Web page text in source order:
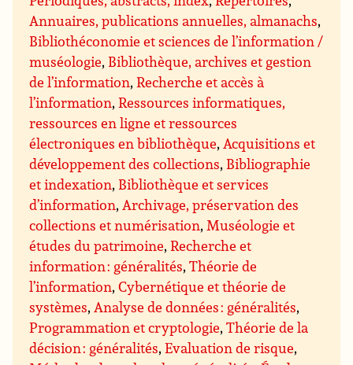
Annuaires, publications annuelles, almanachs,
Bibliothéconomie et sciences de l’information /
muséologie, Bibliothèque, archives et gestion
de l’information,Recherche et accès à
l’information,Ressources informatiques,
ressources en ligne et ressources
électroniques en bibliothèque,Acquisitions et
développement des collections, Bibliographie
et indexation, Bibliothèque et services
d’information,Archivage, préservation des
collections et numérisation,Muséologie et
études du patrimoine,Recherche et
information : généralités,Théorie de
l’information,Cybernétique et théorie de
systèmes,Analyse de données : généralités,
Programmation et cryptologie,Théorie de la
décision : généralités,Evaluation de risque,